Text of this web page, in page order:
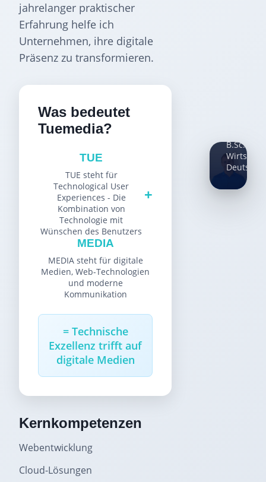
jahrelanger praktischer
Erfahrung helfe ich
Unternehmen, ihre digitale
Präsenz zu transformieren.
Was bedeutet
Tuemedia?
TUE
TUE steht für
Technological User
Experiences - Die
Kombination von
Technologie mit
Wünschen des Benutzers
+
MEDIA
MEDIA steht für digitale
Medien, Web-Technologien
und moderne
Kommunikation
= Technische
Exzellenz trifft auf
digitale Medien
Kernkompetenzen
Webentwicklung
Cloud-Lösungen
B.Sc.